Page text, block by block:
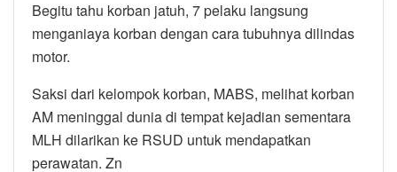
Begitu tahu korban jatuh, 7 pelaku langsung
menganiaya korban dengan cara tubuhnya dilindas
motor.
Saksi dari kelompok korban, MABS, melihat korban
AM meninggal dunia di tempat kejadian sementara
MLH dilarikan ke RSUD untuk mendapatkan
perawatan. Zn